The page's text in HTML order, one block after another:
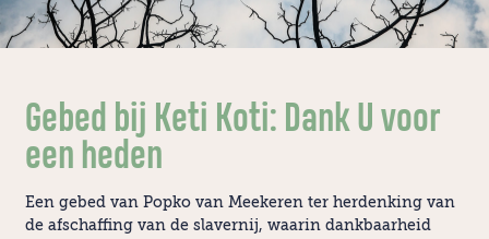
Gebed bij Keti Koti: Dank U voor
een heden
Een gebed van Popko van Meekeren ter herdenking van
de afschaffing van de slavernij, waarin dankbaarheid